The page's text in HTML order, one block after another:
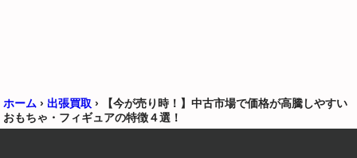
ホーム › 出張買取 › 【今が売り時！】中古市場で価格が高騰しやすい
おもちゃ・フィギュアの特徴４選！